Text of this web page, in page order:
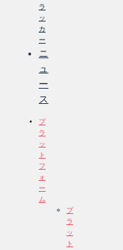
ラ
ッ
カ
ー
ニ
ュ
ー
ス
プ
ラ
ッ
ト
フ
ォ
ー
ム
プ
ラ
ッ
ト